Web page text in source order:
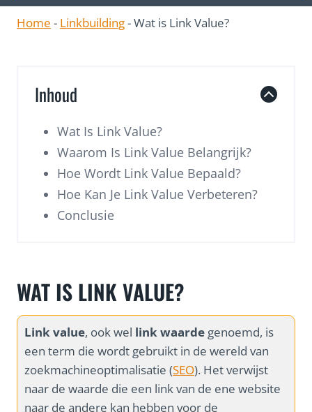
h
Home - Linkbuilding-Wat is Link Value?
Inhoud
Wat Is Link Value?
Waarom Is Link Value Belangrijk?
Hoe Wordt Link Value Bepaald?
Hoe Kan Je Link Value Verbeteren?
Conclusie
WAT IS LINK VALUE?
Link value, ook wel link waarde genoemd, is
een term die wordt gebruikt in de wereld van
zoekmachineoptimalisatie (SEO). Het verwijst
naar de waarde die een link van de ene website
naar de andere kan hebben voor de